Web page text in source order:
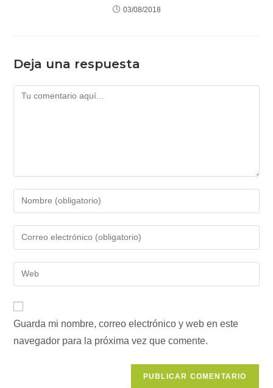
03/08/2018
Deja una respuesta
Comentario
Introduce
tu
nombre
de
usuario
para
Introduce
tu
dirección
de
para
comentar
Introduce
la
de
tu
web
Guarda mi nombre, correo electrónico y web en este
navegador para la próxima vez que comente.